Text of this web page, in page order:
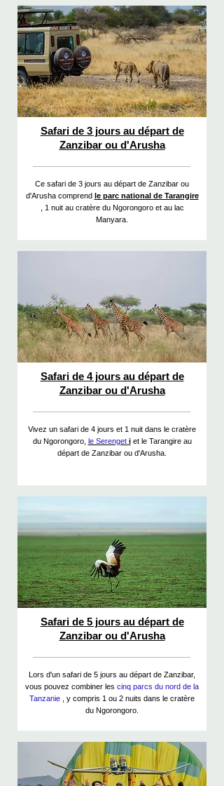
Safari de 3 jours au départ de
Zanzibar ou d'Arusha
Ce safari de 3 jours au départ de Zanzibar ou
d'Arusha comprend le parc national de Tarangire
, 1 nuit au cratère du Ngorongoro et au lac
Manyara.
Safari de 4 jours au départ de
Zanzibar ou d'Arusha
Vivez un safari de 4 jours et 1 nuit dans le cratère
du Ngorongoro, le Serengetiet le Tarangire au
départ de Zanzibar ou d'Arusha.
Safari de 5 jours au départ de
Zanzibar ou d'Arusha
Lors d'un safari de 5 jours au départ de Zanzibar,
vous pouvez combiner les cinq parcs du nord de la
Tanzanie , y compris 1 ou 2 nuits dans le cratère
du Ngorongoro.